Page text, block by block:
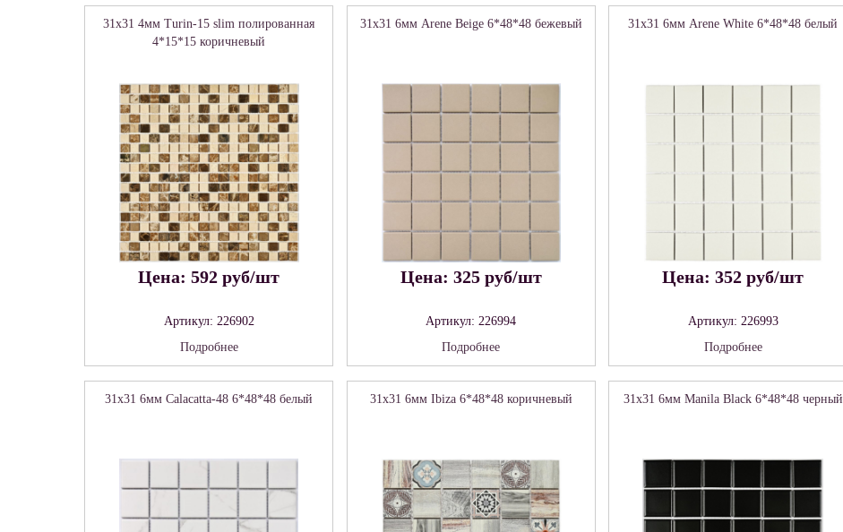
31x31 4мм Turin-15 slim полированная
4*15*15 коричневый
Цена: 592 руб/шт
Артикул: 226902
Подробнее
31x31 6мм Arene Beige 6*48*48 бежевый
Цена: 325 руб/шт
Артикул: 226994
Подробнее
31x31 6мм Arene White 6*48*48 белый
Цена: 352 руб/шт
Артикул: 226993
Подробнее
31x31 6мм Calacatta-48 6*48*48 белый 31x31 6мм Ibiza 6*48*48 коричневый 31x31 6мм Manila Black 6*48*48 черный